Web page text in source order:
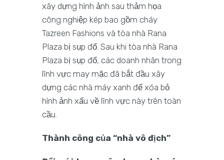
xây dựng hình ảnh sau thảm họa
công nghiệp kép bao gồm cháy
Tazreen Fashions và tòa nhà Rana
Plaza bị sụp đổ. Sau khi tòa nhà Rana
Plaza bị sụp đổ, các doanh nhân trong
lĩnh vực may mặc đã bắt đầu xây
dựng các nhà máy xanh để xóa bỏ
hình ảnh xấu về lĩnh vực này trên toàn
cầu.
Thành công của “nhà vô địch”